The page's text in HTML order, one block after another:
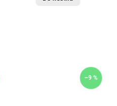
–9 %